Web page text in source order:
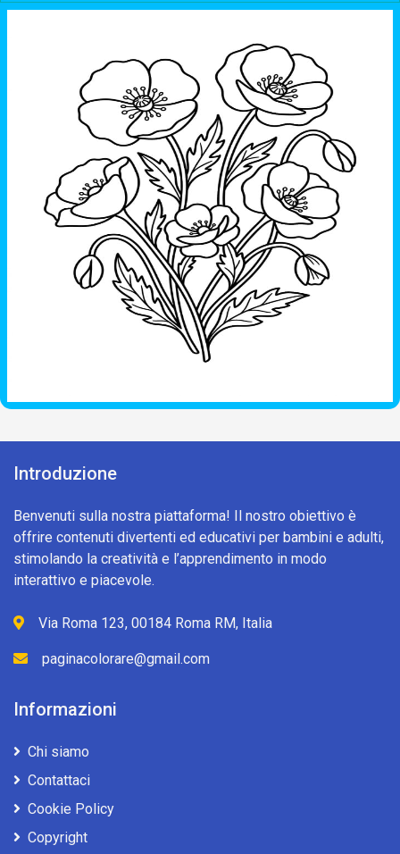
Introduzione
Benvenuti sulla nostra piattaforma! Il nostro obiettivo è
offrire contenuti divertenti ed educativi per bambini e adulti,
stimolando la creatività e l’apprendimento in modo
interattivo e piacevole.
Via Roma 123, 00184 Roma RM, Italia
paginacolorare@gmail.com
Informazioni
Chi siamo
Contattaci
Cookie Policy
Copyright